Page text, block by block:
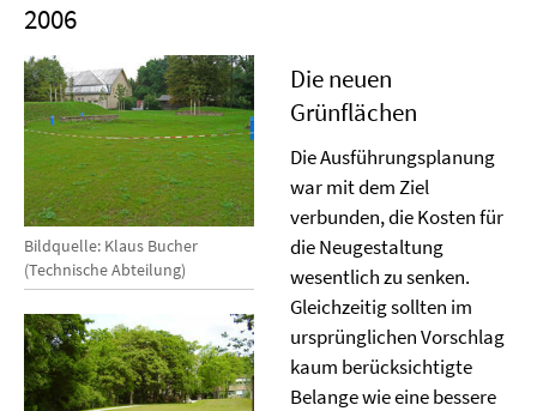
2006
Bildquelle: Klaus Bucher
(Technische Abteilung)
Die neuen
Grünflächen
Die Ausführungsplanung
war mit dem Ziel
verbunden, die Kosten für
die Neugestaltung
wesentlich zu senken.
Gleichzeitig sollten im
ursprünglichen Vorschlag
kaum berücksichtigte
Belange wie eine bessere